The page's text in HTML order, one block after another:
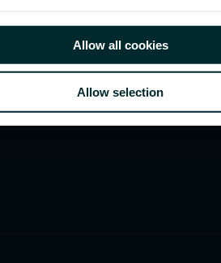
Allow all cookies
Allow selection